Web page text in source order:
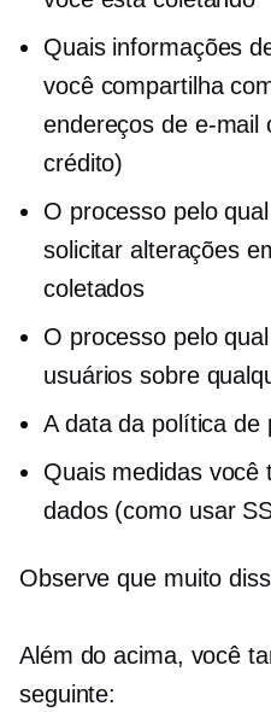
Quais informações
você compartilha
endereços de e-mail
crédito)
O processo pelo
solicitar alterações
coletados
O processo pelo
usuários sobre
A data da política de
Quais medidas você
dados (como usar
Observe que muito
Além do acima, você
seguinte: